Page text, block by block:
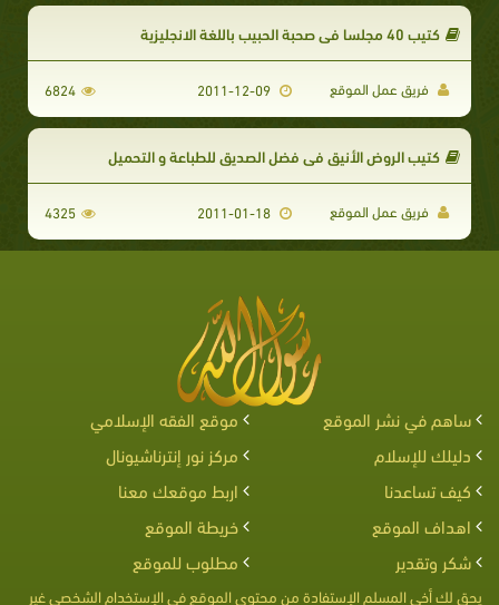
كتيب 40 مجلسا في صحبة الحبيب باللغة الانجليزية
فريق عمل الموقع 6824
كتيب الروض الأنيق في فضل الصديق للطباعة و التحميل
فريق عمل الموقع 4325
ساهم في نشر الموقع
موقع الفقه الإسلامي
دليلك للإسلام
مركز نور إنترناشيونال
كيف تساعدنا
اربط موقعك معنا
اهداف الموقع
خريطة الموقع
شكر وتقدير
مطلوب للموقع
يحق لك أخى المسلم الإستفادة من محتوى الموقع فى الإستخدام الشخصى غير